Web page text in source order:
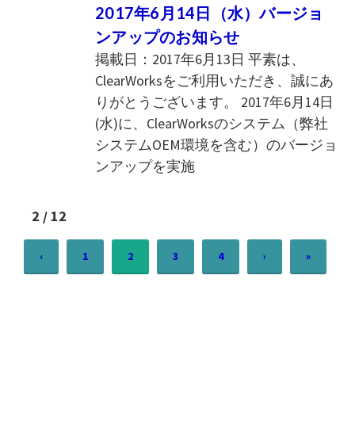
2017年6月14日（水）バージョ
ンアップのお知らせ
掲載日：2017年6月13日 平素は、
ClearWorksをご利用いただき、誠にあ
りがとうございます。 2017年6月14日
(水)に、ClearWorksのシステム（弊社
システムOEM環境を含む）のバージョ
ンアップを実施
2 / 12
‹ 1 2 3 4 › »